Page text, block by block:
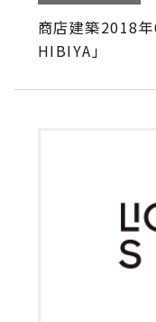
商店建築2018
HIBIYA」